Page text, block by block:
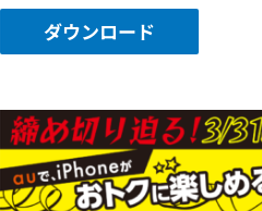
ダウンロード